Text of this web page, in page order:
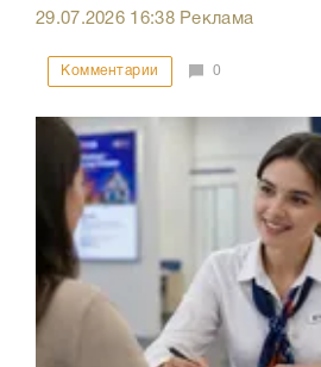
29.07.2026 16:38Реклама
Комментарии 0